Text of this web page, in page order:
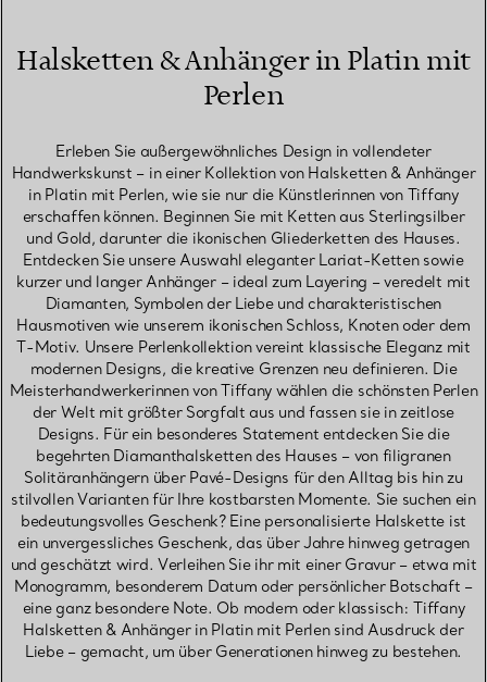
Halsketten & Anhänger in Platin mit
Perlen
Erleben Sie außergewöhnliches Design in vollendeter
Handwerkskunst – in einer Kollektion von Halsketten & Anhänger
in Platin mit Perlen, wie sie nur die Künstlerinnen von Tiffany
erschaffen können. Beginnen Sie mit Ketten aus Sterlingsilber
und Gold, darunter die ikonischen Gliederketten des Hauses.
Entdecken Sie unsere Auswahl eleganter Lariat-Ketten sowie
kurzer und langer Anhänger – ideal zum Layering – veredelt mit
Diamanten, Symbolen der Liebe und charakteristischen
Hausmotiven wie unserem ikonischen Schloss, Knoten oder dem
T-Motiv. Unsere Perlenkollektion vereint klassische Eleganz mit
modernen Designs, die kreative Grenzen neu definieren. Die
Meisterhandwerkerinnen von Tiffany wählen die schönsten Perlen
der Welt mit größter Sorgfalt aus und fassen sie in zeitlose
Designs. Für ein besonderes Statement entdecken Sie die
begehrten Diamanthalsketten des Hauses – von filigranen
Solitäranhängern über Pavé-Designs für den Alltag bis hin zu
stilvollen Varianten für Ihre kostbarsten Momente. Sie suchen ein
bedeutungsvolles Geschenk? Eine personalisierte Halskette ist
ein unvergessliches Geschenk, das über Jahre hinweg getragen
und geschätzt wird. Verleihen Sie ihr mit einer Gravur – etwa mit
Monogramm, besonderem Datum oder persönlicher Botschaft –
eine ganz besondere Note. Ob modern oder klassisch: Tiffany
Halsketten & Anhänger in Platin mit Perlen sind Ausdruck der
Liebe – gemacht, um über Generationen hinweg zu bestehen.